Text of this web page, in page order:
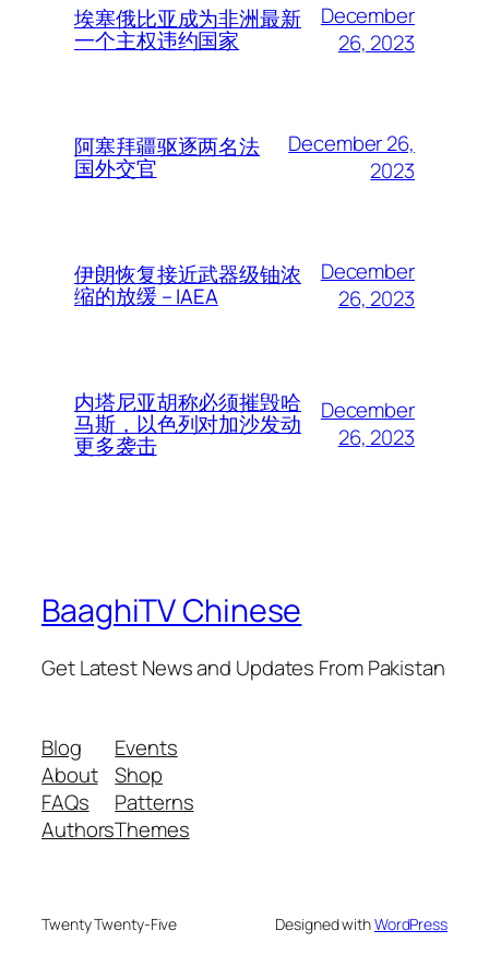
埃塞俄比亚成为非洲最新
一个主权违约国家
December
26, 2023
阿塞拜疆驱逐两名法
国外交官
December 26,
2023
伊朗恢复接近武器级铀浓
缩的放缓 – IAEA
December
26, 2023
内塔尼亚胡称必须摧毁哈
马斯，以色列对加沙发动
更多袭击
December
26, 2023
BaaghiTV Chinese
Get Latest News and Updates From Pakistan
Blog
About
FAQs
Authors
Events
Shop
Patterns
Themes
Twenty Twenty-Five Designed withWordPress